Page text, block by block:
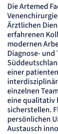
Die Artemed
Ärztlichen
erfahrenen
modernen
Diagnose-
einer
einzelnen
eine qualitativ
sicherstellen.
persönlichen
Austausch
die
Name:
et_oi_v2
Anbieter:
etracker GmbH
Zweck:
Opt-In Cookie
Kunden das
verwendet.